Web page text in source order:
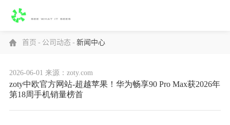
首页 - 公司动态 - 新闻中心
2026-06-01 来源：zoty.com
zoty中欧官方网站-超越苹果！华为畅享90 Pro Max获2026年
第18周手机销量榜首